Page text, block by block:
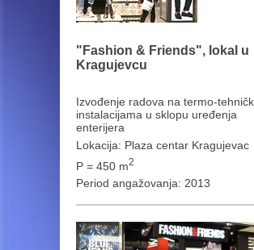
"Fashion & Friends", lokal u
Kragujevcu
Izvođenje radova na termo-
instalacijama u sklopu uređenja
enterijera
Lokacija: Plaza centar Kragujevac
P = 450 m2
Period angažovanja: 2013